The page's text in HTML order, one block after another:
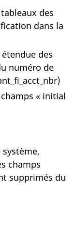
des
dans la
des
numéro de
« initial
champs
supprimés du